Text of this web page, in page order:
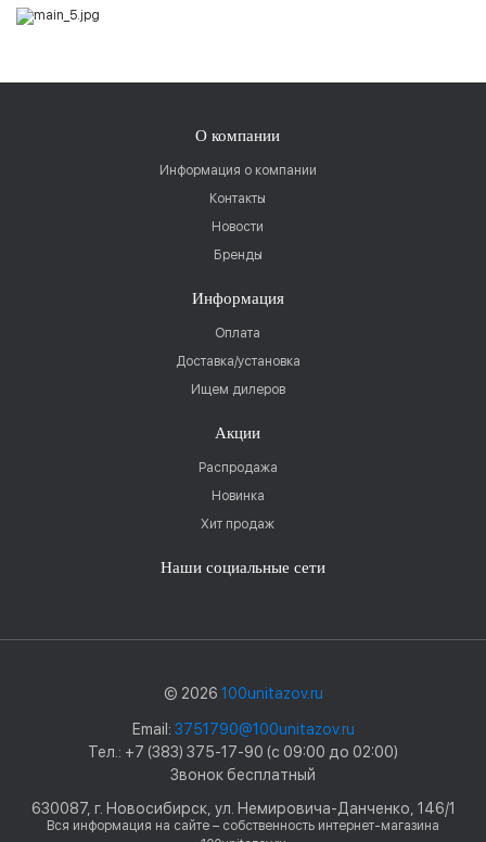
О компании
Информация о компании
Контакты
Новости
Бренды
Информация
Оплата
Доставка/установка
Ищем дилеров
Акции
Распродажа
Новинка
Хит продаж
Наши социальные сети
© 2026 100unitazov.ru
Email: 3751790@100unitazov.ru
Тел.: +7 (383) 375-17-90 (с 09:00 до 02:00)
Звонок бесплатный
630087, г. Новосибирск, ул. Немировича-Данченко, 146/1
Вся информация на сайте – собственность интернет-магазина